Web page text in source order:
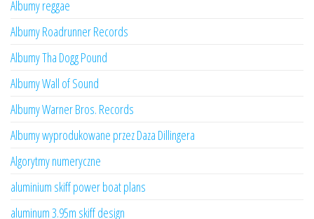
Albumy reggae
Albumy Roadrunner Records
Albumy Tha Dogg Pound
Albumy Wall of Sound
Albumy Warner Bros. Records
Albumy wyprodukowane przez Daza Dillingera
Algorytmy numeryczne
aluminium skiff power boat plans
aluminum 3.95m skiff design